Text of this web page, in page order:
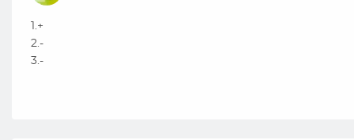
1.+
2.-
3.-